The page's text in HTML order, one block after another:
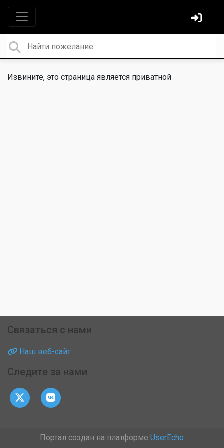
Извините, это страница является приватной
Связаться с нами
Наш веб-сайт
Следите за нами
Портал создан на платформе UserEcho